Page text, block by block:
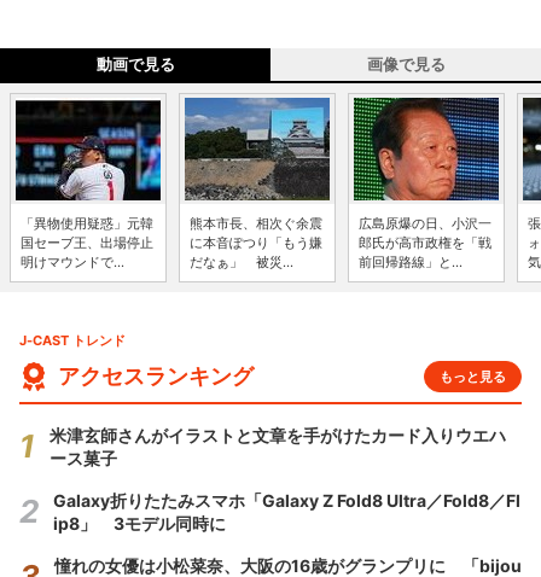
動画で見る 画像で見る
「異物使用疑惑」元韓
国セーブ王、出場停止
明けマウンドで...
熊本市長、相次ぐ余震
に本音ぽつり「もう嫌
だなぁ」 被災...
広島原爆の日、小沢一
郎氏が高市政権を「戦
前回帰路線」と...
J-CAST トレンド
アクセスランキング もっと見る
米津玄師さんがイラストと文章を手がけたカード入りウエハ
ース菓子
Galaxy折りたたみスマホ「Galaxy Z Fold8 Ultra／Fold8／Fl
ip8」 3モデル同時に
憧れの女優は小松菜奈、大阪の16歳がグランプリに 「bijou